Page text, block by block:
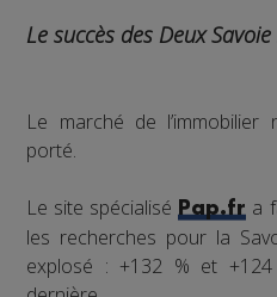
Le succès des Deux
Le marché de l’immobilier
porté.
Le site spécialisé Pap.fr a
les recherches pour la
explosé : +132 % et